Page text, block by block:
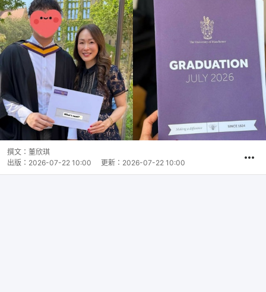
撰文： 董欣琪
出版： 2026-07-22 10:00 更新： 2026-07-22 10:00